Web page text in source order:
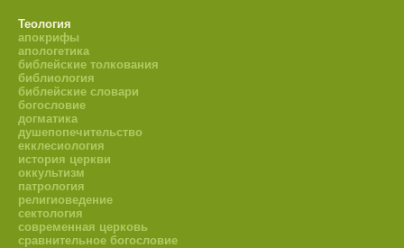
Теология
апокрифы
апологетика
библейские толкования
библиология
библейские словари
богословие
догматика
душепопечительство
екклесиология
история церкви
оккультизм
патрология
религиоведение
сектология
современная церковь
сравнительное богословие